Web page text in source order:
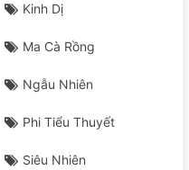
Kinh Dị
Ma Cà Rồng
Ngẫu Nhiên
Phi Tiểu Thuyết
Siêu Nhiên